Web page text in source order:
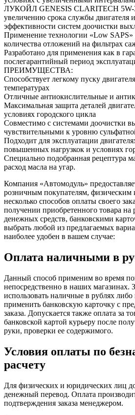
ЛУКОЙЛ GENESIS CLARITECH 5W-
увеличению срока службы
эффективности систем доочистки
Применение технологии «Low ‎SAPS»
количества отложений на фильтрах
‎Разработано для применения как в
послегарантийный период
ПРЕИМУЩЕСТВА:‎
Способствует легкому пуску
температурах
Отличные антиокислительные и
Максимальная защита деталей
условиях городского цикла
Совместимо с системами доочистки
чувствительными к уровню
Подходит для эксплуатации
повышенных нагрузкок и условиях
Специально подобранная рецептура
расход масла на угар.
Компания «Автомодуль»
розничным покупателям,
несколько способов оплаты своего
получении приобретенного товара на
денежных средств, банковскими
выбрать любой из предлагаемых
наиболее удобен в вашем случае:
Оплата наличными в
Данный способ применим во время
непосредственно в наших магазинах.
использовать наличные в рублях
применить банковскую карточку с
заказа. Допускается также оплата за
банковской картой курьеру после
руки, проверки ее содержимого.
Условия оплаты по
расчету
Для физических и юридических лиц
денежный перевод. Оплата
подтверждения заказа менеджером.